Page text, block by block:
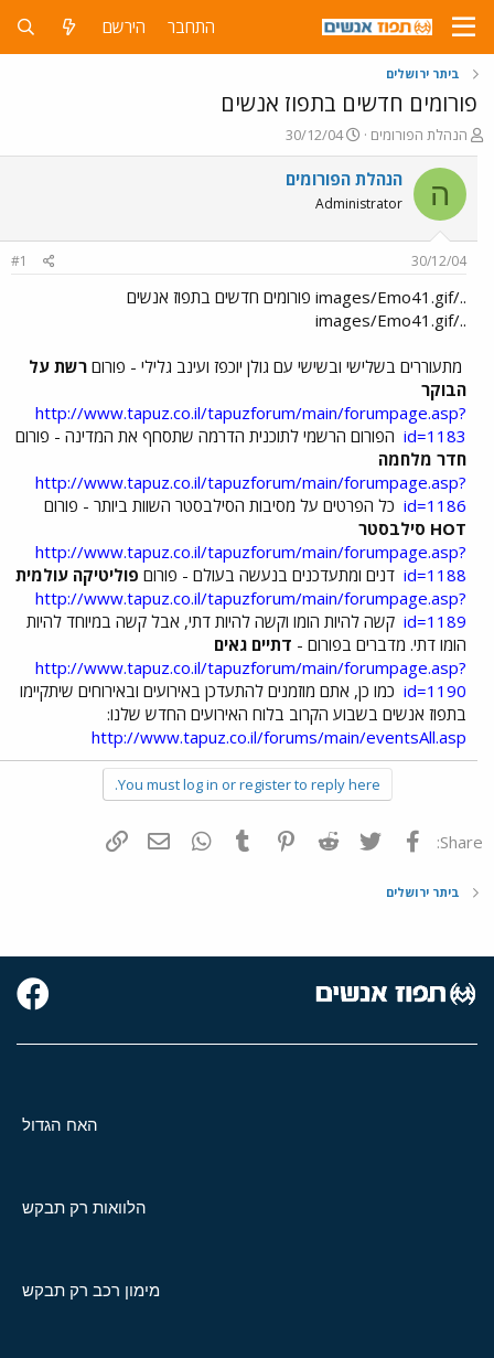
התחבר הירשם
ביתר ירושלים
פורומים חדשים בתפוז אנשים
פ
ו
ת
ח
ה
ש
הנהלת הפורומים
פ
ו
ר
ם
ר
י
ך
30/12/04
ה הנהלת הפורומים
Administrator
30/12/04
#1
../images/Emo41.gif פורומים חדשים בתפוז אנשים
../images/Emo41.gif
מתעוררים בשלישי ובשישי עם גולן יוכפז ועינב גלילי - פורום רשת על
הבוקר
http://www.tapuz.co.il/tapuzforum/main/forumpage.asp?
id=1183 הפורום הרשמי לתוכנית הדרמה שתסחף את המדינה - פורום
חדר מלחמה
http://www.tapuz.co.il/tapuzforum/main/forumpage.asp?
id=1186 כל הפרטים על מסיבות הסילבסטר השוות ביותר - פורום
HOT סילבסטר
http://www.tapuz.co.il/tapuzforum/main/forumpage.asp?
id=1188 דנים ומתעדכנים בנעשה בעולם - פורום פוליטיקה עולמית
http://www.tapuz.co.il/tapuzforum/main/forumpage.asp?
id=1189 קשה להיות הומו וקשה להיות דתי, אבל קשה במיוחד להיות
הומו דתי. מדברים בפורום - דתיים גאים
http://www.tapuz.co.il/tapuzforum/main/forumpage.asp?
id=1190 כמו כן, אתם מוזמנים להתעדכן באירועים ובאירוחים שיתקיימו
בתפוז אנשים בשבוע הקרוב בלוח האירועים החדש שלנו:
http://www.tapuz.co.il/forums/main/eventsAll.asp
You must log in or register to reply here.
Share: פייסבוק Twitter
Reddit
Pinterest
Tumblr
WhatsAppדואר אלקטרוני
ביתר ירושלים
האח הגדול
הלוואות רק תבקש
מימון רכב רק תבקש